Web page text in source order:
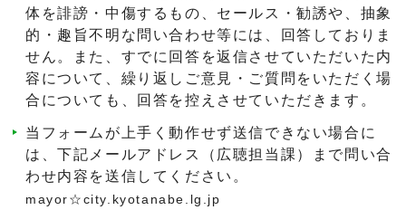
体を誹謗・中傷するもの、セールス・勧誘や、抽象
的・趣旨不明な問い合わせ等には、回答しておりま
せん。また、すでに回答を返信させていただいた内
容について、繰り返しご意見・ご質問をいただく場
合についても、回答を控えさせていただきます。
当フォームが上手く動作せず送信できない場合に
は、下記メールアドレス（広聴担当課）まで問い合
わせ内容を送信してください。
mayor☆city.kyotanabe.lg.jp